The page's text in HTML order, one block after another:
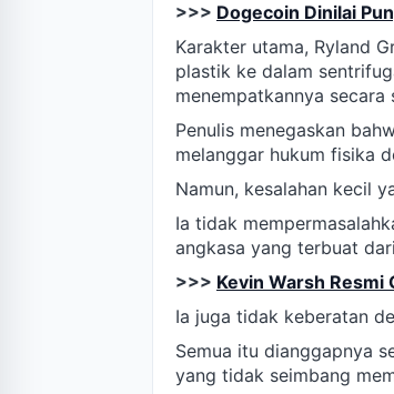
>>> Dogecoin Dinilai
Karakter utama, Ryland
plastik ke dalam
menempatkannya
Penulis menegaskan
melanggar hukum fisika
Namun, kesalahan kecil
Ia tidak
angkasa yang terbuat
>>> Kevin Warsh Resmi
Ia juga tidak keberatan
Semua itu dianggapnya
yang tidak seimbang